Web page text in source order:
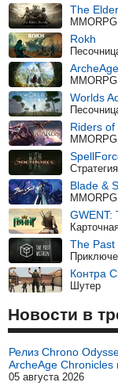
The
MMORPG
Rokh
MMORPG
Worlds
Riders of
MMORPG
Blade &
MMORPG
GWENT:
The Past
Контра
Шутер
Новости в
Релиз Chrono
ArcheAge Chronicles
05 августа 2026